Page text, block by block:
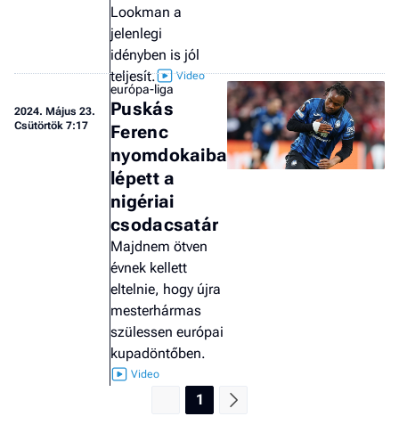
Lookman a
jelenlegi
idényben is jól
teljesít.
2024. Május 23.
Csütörtök 7:17
európa-liga
Puskás
Ferenc
nyomdokaiba
lépett a
nigériai
csodacsatár
Majdnem ötven
évnek kellett
eltelnie, hogy újra
mesterhármas
szülessen európai
kupadöntőben.
1